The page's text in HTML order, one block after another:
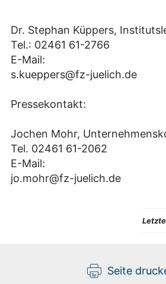
Dr. Stephan Küppers,
Tel.: 02461 61-2766
E-Mail:
s.kueppers@fz-juelich.de
Pressekontakt:
Jochen Mohr,
Tel. 02461 61-2062
E-Mail:
jo.mohr@fz-juelich.de
Seite